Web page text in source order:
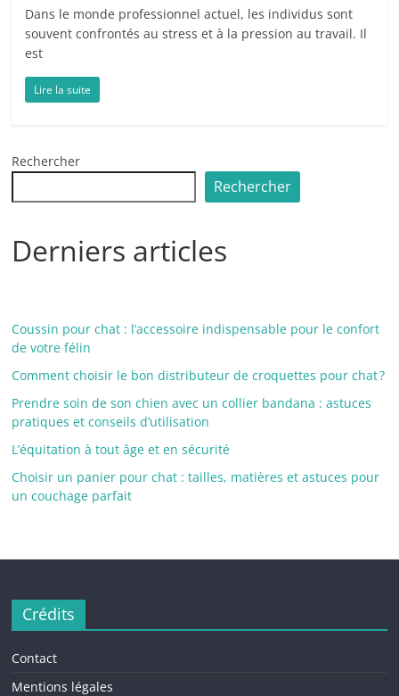
Dans le monde professionnel actuel, les individus sont
souvent confrontés au stress et à la pression au travail. Il
est
Lire la suite
Rechercher
Rechercher
Derniers articles
Coussin pour chat : l’accessoire indispensable pour le confort
de votre félin
Comment choisir le bon distributeur de croquettes pour chat ?
Prendre soin de son chien avec un collier bandana : astuces
pratiques et conseils d’utilisation
L’équitation à tout âge et en sécurité
Choisir un panier pour chat : tailles, matières et astuces pour
un couchage parfait
Crédits
Contact
Mentions légales